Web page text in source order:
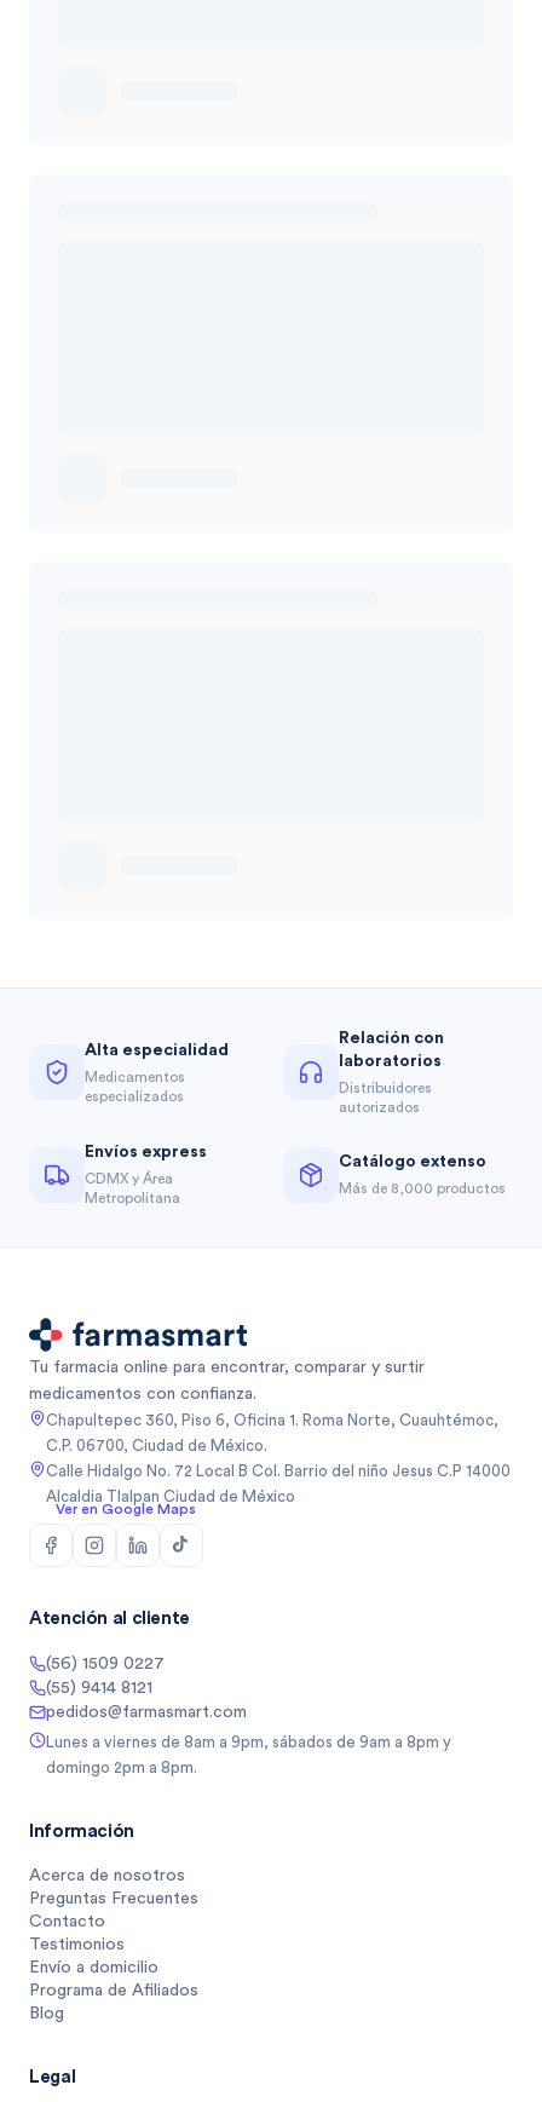
Alta especialidad
Medicamentos
especializados
Relación con
laboratorios
Distribuidores
autorizados
Envíos express
CDMX y Área
Metropolitana
Catálogo extenso
Más de 8,000 productos
Tu farmacia online para encontrar, comparar y surtir
medicamentos con confianza.
Chapultepec 360, Piso 6, Oficina 1. Roma Norte, Cuauhtémoc,
C.P. 06700, Ciudad de México.
Calle Hidalgo No. 72 Local B Col. Barrio del niño Jesus C.P 14000
Alcaldia Tlalpan Ciudad de México
Ver en Google Maps
Atención al cliente
(56) 1509 0227
(55) 9414 8121
pedidos@farmasmart.com
Lunes a viernes de 8am a 9pm, sábados de 9am a 8pm y
domingo 2pm a 8pm.
Información
Acerca de nosotros
Preguntas Frecuentes
Contacto
Testimonios
Envío a domicilio
Programa de Afiliados
Blog
Legal